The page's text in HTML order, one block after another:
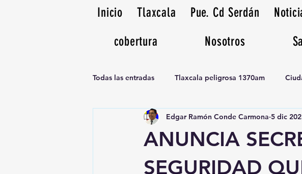
Inicio Tlaxcala Pue. Cd Serdán
cobertura
Nosotros
Todas las entradas Tlaxcala peligrosa 1370am
Noticias Musicales radio 1370am Tianguis
ANUNCIA
SEGURIDAD
Edgar Ramón Conde Carmona 5 dic